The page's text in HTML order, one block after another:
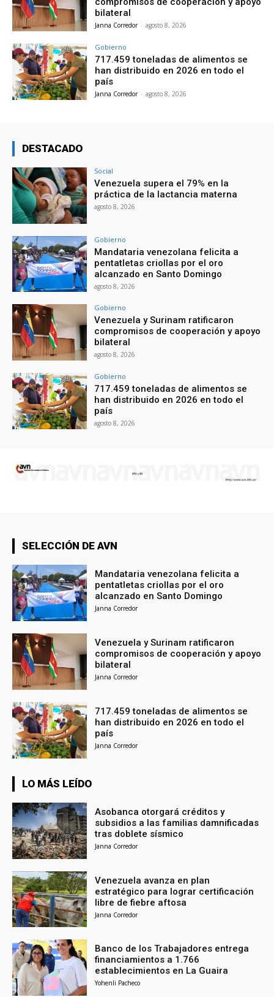
bilateral
Janna Corredor - agosto 8, 2026
Gobierno
717.459 toneladas de alimentos se
han distribuido en 2026 en todo el
país
Janna Corredor - agosto 8, 2026
DESTACADO
Social
Venezuela supera el 79% en la
práctica de la lactancia materna
agosto 8, 2026
Gobierno
Mandataria venezolana felicita a
pentatletas criollas por el oro
alcanzado en Santo Domingo
agosto 8, 2026
Gobierno
Venezuela y Surinam ratificaron
compromisos de cooperación y apoyo
bilateral
agosto 8, 2026
Gobierno
717.459 toneladas de alimentos se
han distribuido en 2026 en todo el
país
agosto 8, 2026
SELECCIÓN DE AVN
Mandataria venezolana felicita a
pentatletas criollas por el oro
alcanzado en Santo Domingo
Janna Corredor
Venezuela y Surinam ratificaron
compromisos de cooperación y apoyo
bilateral
Janna Corredor
717.459 toneladas de alimentos se
han distribuido en 2026 en todo el
país
Janna Corredor
LO MÁS LEÍDO
Asobanca otorgará créditos y
subsidios a las familias damnificadas
tras doblete sísmico
Janna Corredor
Venezuela avanza en plan
estratégico para lograr certificación
libre de fiebre aftosa
Janna Corredor
Banco de los Trabajadores entrega
financiamientos a 1.766
establecimientos en La Guaira
Yohenli Pacheco